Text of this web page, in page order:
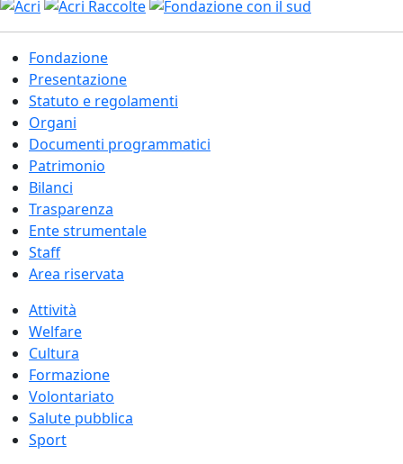
Fondazione
Presentazione
Statuto e regolamenti
Organi
Documenti programmatici
Patrimonio
Bilanci
Trasparenza
Ente strumentale
Staff
Area riservata
Attività
Welfare
Cultura
Formazione
Volontariato
Salute pubblica
Sport